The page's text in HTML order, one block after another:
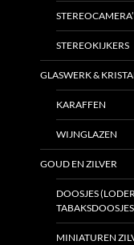
STEREOKIJKERS
GLASWERK &
KARAFFEN
WIJNGLAZEN
GOUD EN ZILVER
DOOSJES
MINIATUREN